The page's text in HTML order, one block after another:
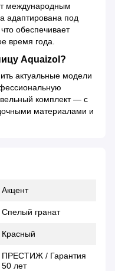
международным
адаптирована под
обеспечивает
время года.
Aquaizol?
актуальные модели
комплект — с
материалами и
Акцент
Спелый гранат
Красный
ПРЕСТИЖ / Гарантия
50 лет